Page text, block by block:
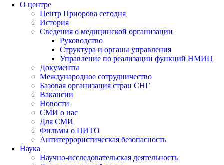
О центре
Центр Приорова сегодня
История
Сведения о медицинской организации
Руководство
Структура и органы управления
Управление по реализации функций НМИЦ
Документы
Международное сотрудничество
Базовая организация стран СНГ
Вакансии
Новости
СМИ о нас
Для СМИ
Фильмы о ЦИТО
Антитеррористическая безопасность
Наука
Научно-исследовательская деятельность